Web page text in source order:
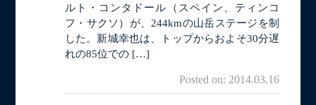
ルト・コンタドール（スペイン、ティンコ
フ・サクソ）が、244kmの山岳ステージを制
した。新城幸也は、トップからおよそ30分遅
れの85位での […]
Posted on: 2014.03.16